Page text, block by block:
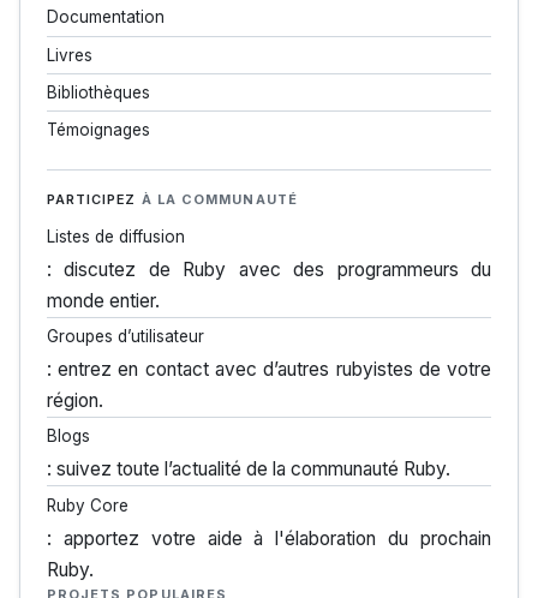
Documentation
Livres
Bibliothèques
Témoignages
PARTICIPEZ À LA COMMUNAUTÉ
Listes de diffusion
: discutez de Ruby avec des programmeurs du
monde entier.
Groupes d’utilisateur
: entrez en contact avec d’autres rubyistes de votre
région.
Blogs
: suivez toute l’actualité de la communauté Ruby.
Ruby Core
: apportez votre aide à l'élaboration du prochain
Ruby.
PROJETS POPULAIRES